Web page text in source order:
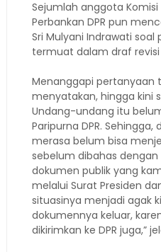
Sejumlah anggota
Perbankan DPR pun
Sri Mulyani Indrawati soal
termuat dalam draf revisi
Menanggapi pertanyaan
menyatakan, hingga kini
Undang-undang itu
Paripurna DPR. Sehingga,
merasa belum bisa
sebelum dibahas dengan
dokumen publik yang
melalui Surat Presiden
situasinya menjadi agak
dokumennya keluar,
dikirimkan ke DPR juga,”